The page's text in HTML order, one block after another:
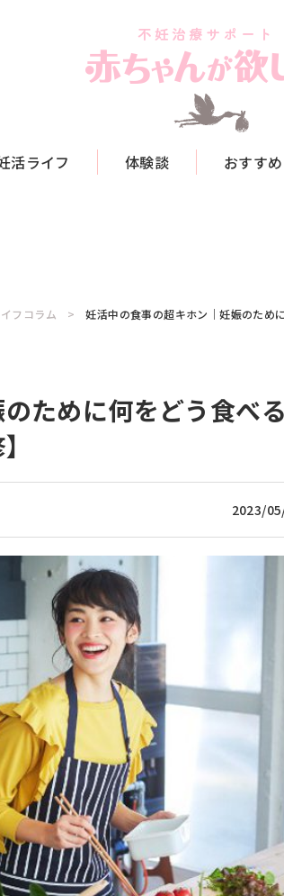
活ライフ 体験談 おすす
フコラム 妊活中の食事の超キホン｜妊娠のため
ために何をどう食べ
2023/